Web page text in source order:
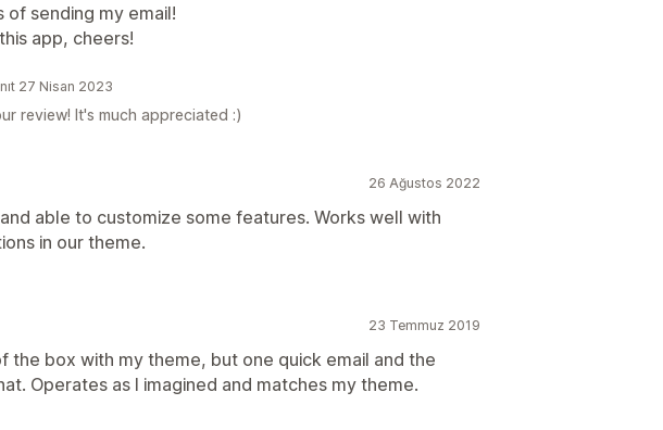
of sending my email!
app, cheers!
27 Nisan 2023
review! It's much appreciated :)
26 Ağustos 2022
able to customize some features. Works well with
in our theme.
23 Temmuz 2019
the box with my theme, but one quick email and the
Operates as I imagined and matches my theme.